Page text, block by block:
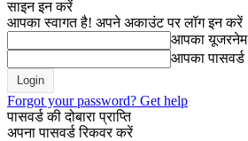
साइन इन करें
आपका स्वागत है! अपने अकाउंट पर लॉग इन करें
आपका यूजरनेम
आपका पासवर्ड
Forgot your password? Get help
पासवर्ड की दोबारा प्राप्ति
अपना पासवर्ड रिकवर करें